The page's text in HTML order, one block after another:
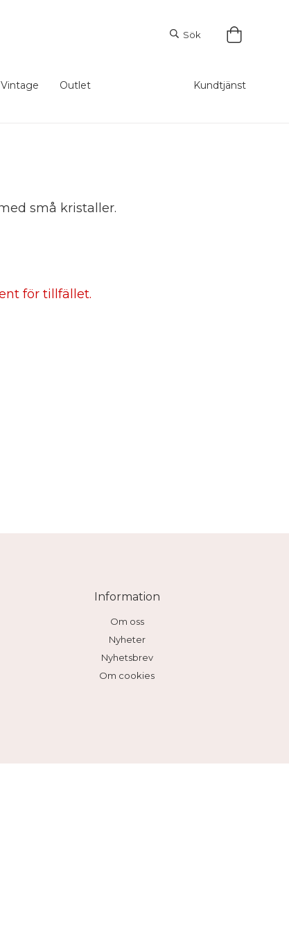
Sök
Vintage
Outlet
Kundtjänst
små kristaller.
för tillfället.
Information
Om oss
Nyheter
Nyhetsbrev
Om cookies